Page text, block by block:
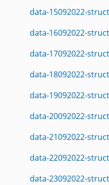
data-15092022-
data-16092022-
data-17092022-
data-18092022-
data-19092022-
data-20092022-
data-21092022-
data-22092022-
data-23092022-